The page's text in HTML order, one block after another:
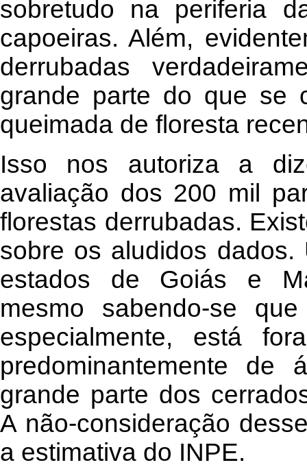
sobretudo na periferia
capoeiras. Além,
derrubadas
grande parte do que se
queimada de floresta
Isso nos autoriza a
avaliação dos 200 mil
florestas derrubadas.
sobre os aludidos
estados de Goiás e
mesmo sabendo-se
especialmente, está
predominantemente de
grande parte dos
A não-consideração
a estimativa do INPE.